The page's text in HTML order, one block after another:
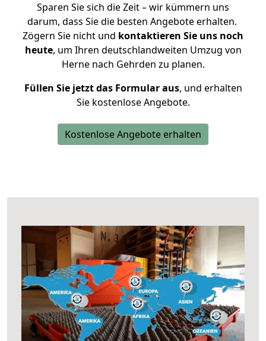
Sparen Sie sich die Zeit – wir kümmern uns
darum, dass Sie die besten Angebote erhalten.
Zögern Sie nicht und kontaktieren Sie uns noch
heute, um Ihren deutschlandweiten Umzug von
Herne nach Gehrden zu planen.
Füllen Sie jetzt das Formular aus, und erhalten
Sie kostenlose Angebote.
Kostenlose Angebote erhalten